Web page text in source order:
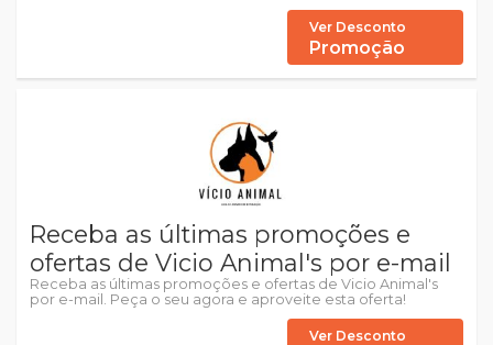
Ver Desconto
Promoção
Receba as últimas promoções e
ofertas de Vicio Animal's por e-mail
Receba as últimas promoções e ofertas de Vicio Animal's
por e-mail. Peça o seu agora e aproveite esta oferta!
Ver Desconto